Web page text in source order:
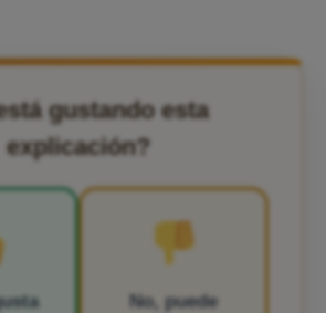
gustando esta
explicación?
No, puede